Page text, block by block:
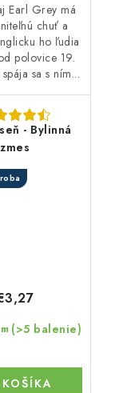
Earl Grey má
chuť a
ho ľudia
polovice 19.
sa s ním...
- Bylinná
zmes
(>5 balenie)